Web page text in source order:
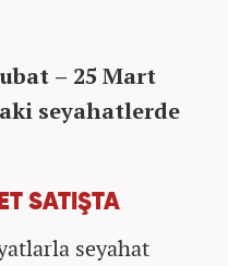
– 25 Mart
seyahatlerde
SATIŞTA
seyahat